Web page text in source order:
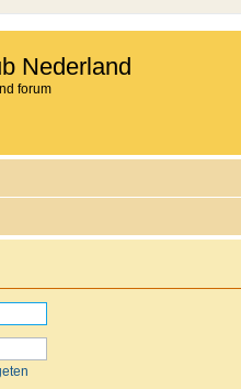
Nederland
forum